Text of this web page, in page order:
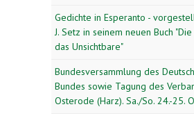
Gedichte in Esperanto -
J. Setz in seinem neuen Buch
das Unsichtbare"
Bundesversammlung des
Bundes sowie Tagung des
Osterode (Harz). Sa./So. 24.-25.